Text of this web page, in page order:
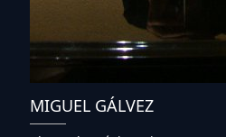
MIGUEL GÁLVEZ